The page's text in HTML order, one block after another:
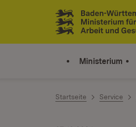
Zum Inhalt springen
Link zur Startseite
Ministerium
Startseite Service